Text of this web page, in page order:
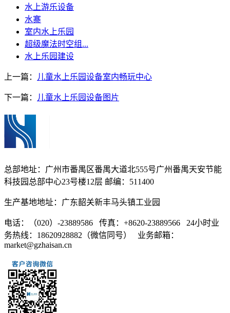
水上游乐设备
水寨
室内水上乐园
超级魔法时空组...
水上乐园建设
上一篇： 儿童水上乐园设备室内畅玩中心
下一篇： 儿童水上乐园设备图片
总部地址：广州市番禺区番禺大道北555号广州番禺天安节能
科技园总部中心23号楼12层 邮编：511400
生产基地地址：广东韶关新丰马头镇工业园
电话：（020）-23889586 传真：+8620-23889566 24小时业
务热线：18620928882（微信同号） 业务邮箱：
market@gzhaisan.cn